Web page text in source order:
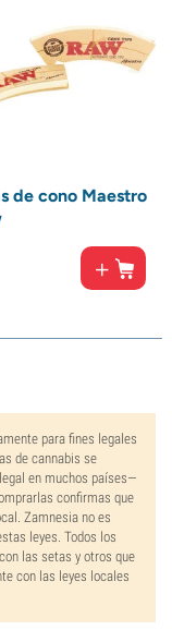
de cono Maestro
para fines legales
de cannabis se
en muchos países—
confirmas que
Zamnesia no es
leyes. Todos los
las setas y otros que
con las leyes locales